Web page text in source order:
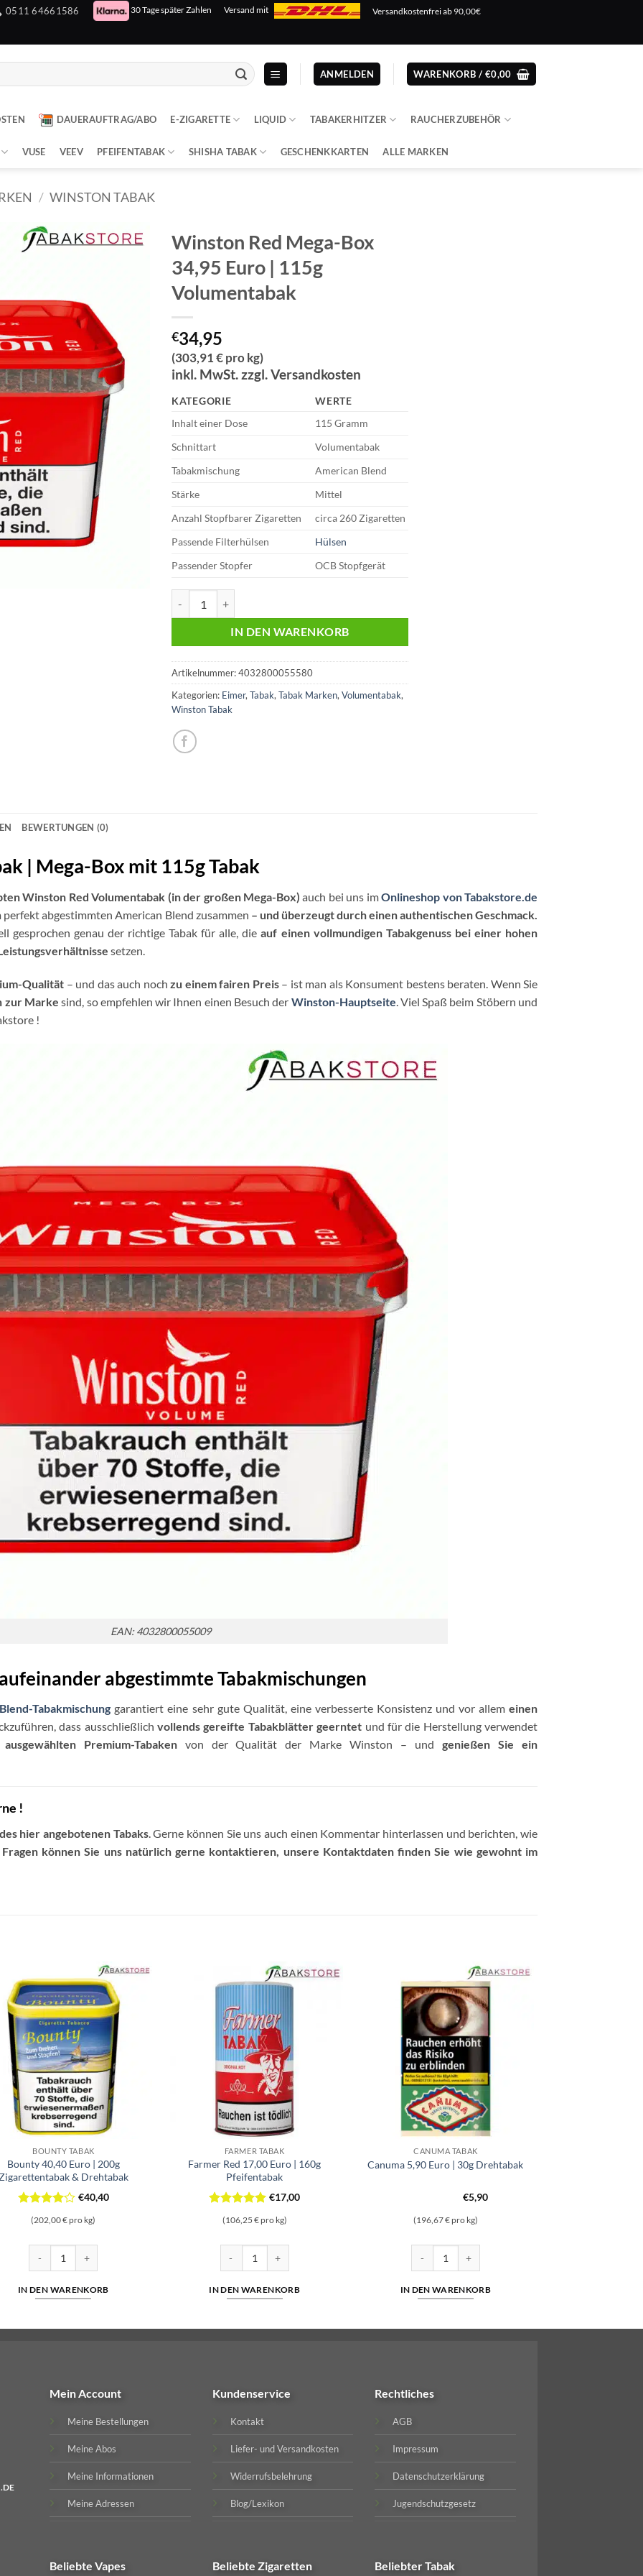
0511 64661586 30 Tage später Zahlen Versand mit Versandkostenfrei ab 90,00€
ANMELDEN WARENKORB / €0,00
DAUERAUFTRAG/ABO E-ZIGARETTE LIQUID TABAKERHITZER RAUCHERZUBEHÖR
VUSE VEEV PFEIFENTABAK SHISHA TABAK GESCHENKKARTEN ALLE MARKEN
/ WINSTON TABAK
Winston Red Mega-Box
34,95 Euro | 115g
Volumentabak
€34,95
(303,91 € pro kg)
inkl. MwSt. zzgl. Versandkosten
KATEGORIE
WERTE
Inhalt einer Dose
115 Gramm
Schnittart
Volumentabak
Tabakmischung
American Blend
Stärke
Mittel
Anzahl Stopfbarer Zigaretten
circa 260 Zigaretten
Passende Filterhülsen
Hülsen
Passender Stopfer
OCB Stopfgerät
IN DEN WARENKORB
Artikelnummer:4032800055580
Kategorien: Eimer, Tabak, Tabak Marken, Volumentabak,
Winston Tabak
BEWERTUNGEN (0)
| Mega-Box mit 115g Tabak
Winston Red Volumentabak (in der großen Mega-Box)auch bei uns imOnlineshop von Tabakstore.de
abgestimmten American Blend zusammen – und überzeugt durch einen authentischen Geschmack.
gesprochen genau der richtige Tabak für alle, dieauf einen vollmundigen Tabakgenuss bei einer hohen
setzen.
Qualität – und das auch noch zu einem fairen Preis– ist man als Konsument bestens beraten. Wenn Sie
zur Marke sind, so empfehlen wir Ihnen einen Besuch der Winston-Hauptseite. Viel Spaß beim Stöbern und
!
EAN: 4032800055009
abgestimmte Tabakmischungen
Tabakmischung garantiert eine sehr gute Qualität, eine verbesserte Konsistenz und vor allemeinen
dass ausschließlich vollends gereifte Tabakblätter geerntet und für die Herstellung verwendet
Premium-Tabaken von der Qualität der Marke Winston – undgenießen Sie ein
!
hier angebotenen Tabaks. Gerne können Sie uns auch einen Kommentar hinterlassen und berichten, wie
können Sie uns natürlich gerne kontaktieren, unsere Kontaktdaten finden Sie wie gewohnt im
BOUNTY TABAK
Bounty 40,40 Euro | 200g
& Drehtabak
Bewertet
mit4
€40,40
(202,00 € pro kg)
IN DEN WARENKORB
FARMER TABAK
Farmer Red 17,00 Euro | 160g
Pfeifentabak
Bewertet
mit5von
€17,00
(106,25 € pro kg)
IN DEN WARENKORB
CANUMA TABAK
Canuma 5,90 Euro | 30g Drehtabak
€5,90
(196,67 € pro kg)
IN DEN WARENKORB
Mein Account
Meine Bestellungen
Meine Abos
Meine Informationen
Meine Adressen
Kundenservice
Kontakt
Liefer- und Versandkosten
Widerrufsbelehrung
Blog/Lexikon
Rechtliches
AGB
Impressum
Datenschutzerklärung
Jugendschutzgesetz
BeliebteVapes Beliebte Zigaretten BeliebterTabak